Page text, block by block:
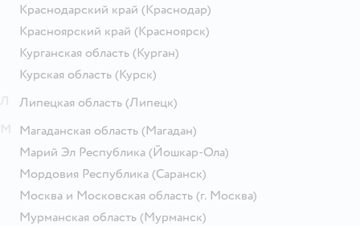
Краснодарский край (Краснодар)
Красноярский край (Красноярск)
Курганская область (Курган)
Курская область (Курск)
Липецкая область (Липецк)
Магаданская область (Магадан)
Марий Эл Республика (Йошкар-Ола)
Мордовия Республика (Саранск)
Москва и Московская область (г. Москва)
Мурманская область (Мурманск)